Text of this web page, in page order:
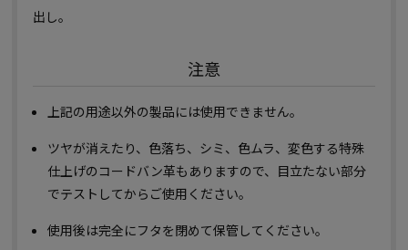
出し。
注意
上記の用途以外の製品には使用できません。
ツヤが消えたり、色落ち、シミ、色ムラ、変色する特殊
仕上げのコードバン革もありますので、目立たない部分
でテストしてからご使用ください。
使用後は完全にフタを閉めて保管してください。